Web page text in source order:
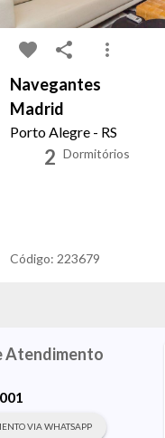
Navegantes
Madrid
Porto Alegre - RS
2 Dormitórios
Código: 223679
Atendimento
VIA WHATSAPP